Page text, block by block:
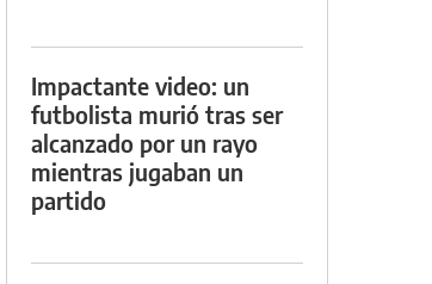
Impactante video: un
futbolista murió tras ser
alcanzado por un rayo
mientras jugaban un
partido